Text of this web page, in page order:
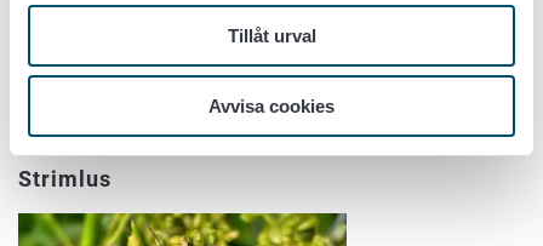
Tillåt urval
Avvisa cookies
larver äter bladlöss, så de är nyttiga för växterna.
Eventuella ätmärken på bladen kan vara orskade av bland
annat skinnbaggar. Lägg märke till att det på
coloradoskalbaggens larvs rygg inte finns motsvarande
svarta punkter som nyckelpigans puppa oftast har.
Strimlus